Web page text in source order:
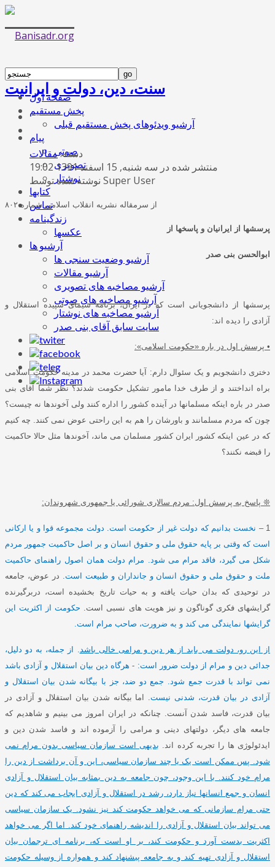
صفحه اول
پخش مستقیم
آرشیو ویدئوهای پخش مستقیم قبلی
پیام
صوتی
تصویری
نوشتار
کتابها
تماس
زندگینامه
عکسها
آرشیو ها
آرشیو وضعیت سنجی ها
آرشیو مقالات
آرشیو مصاخبه های تصویری
آرشیو مصاخبه های صوتی
آرشیو مصاخبه های نوشتار
سایت سابق آقای بنی صدر
سنت، دین، دولت و ایرانیت
دسته:مقالات
منتشر شده در سه شنبه, 15 اسفند 1391 19:02
نوشته شده توسط Super User
از سرمقاله نشریه انقلاب اسلامی شماره ۸۰۲
پرسشها از ایرانیان و پاسخها از
ابوالحسن بنی صدر
پرسشها از دانشجویانی است که در ایران، برنامه سیمای سپیده استقلال و
آزادی را دیده اند :
• پرسش اول در باره «حکومت اسلامی»:
دختری دانشجویم و یک سئوال دارم:
آیا حضرت محمد در مدینه حکومت اسلامی
براه انداختند و از طرف خدا مامور تشکیل حکومت شدند؟ نظر شما آقای بنی
صدر در باره اینکه مسلمانها در آینده کشور را اداره کنند ولی آخوندها نه چیست؟
چون که مردم مسلمانند و باورشان را هم به این راحتی عوض نمی کنند
چه کنیم
که در عین اینکه کشور ایران کشور مسلمان می ماند، آخوندها مثل حالا حاکمیت
را قبضه نکنند؟
❊ پاسخ به پرسش اول: مردم سالاری شورائی یا جمهوری شهروندان:
1
– نخست بدانیم که دولت غیر از حکومت است. دولت مجموعه قوا و یا ارکانی
است که وقتی بر پایه حقوق ملی و حقوق انسان و بر اصل حاکمیت جمهور مردم
شکل می گیرد، فاقد مرام می شود
مر ام دولت همان اصول راهنمای حاکمیت
ملت و حقوق ملی و حقوق انسان و جانداران و طبیعت است
در عوض، جامعه
در توحیدی که بدان حیات یافته و به حیات تاریخ بخشیده است، دربرگیرنده
گرایشهای فکری گوناگون و نیز هویت های نسبی است
حکومت از اکثریت این
گرایشها نمایندگی می کند و به ضرورت، صاحب مرام است
از این رو، دولت می باید از هر دین و مرامی خالی باشد
از جمله، به دو دلیل،
جدائی دین و مرام از دولت ضرور است: - هرگاه دین بیان استقلال و آزادی باشد
نمی تواند با قدرت جمع شود
جمع دو ضد، جز با بیگانه شدن بیان استقلال و
آزادی در بیان قدرت، شدنی نیست.
اما بیگانه شدن بیان استقلال و آزادی در
بیان قدرت، فاسد شدن آنست
چنانکه در ایران امروز می بینیم و شاهدیم که
جامعه های دیگر، دولتهای دینی و مرامی را آزموده اند و فاسد شدن دین و
ایدئولوژی ها را تجربه کرده اند
بدیهی است سازمان سیاسی بدون مرام نمی
شود
پس ممکن است یک یا چند سازمان سیاسی، این و آن برداشت از دین را
مرام خود کنند
با این وجود، چون جامعه به دین بمثابه بیان استقلال و آزادی
انسان و جمع انسانها نیاز دارد، رشد در استقلال و آزادی ایجاب می کند که دین
حتی مرام سازمانی که می خواهد حکومت کند نیز نشود
یک سازمان سیاسی
می تواند بیان استقلال و آزادی را اندیشه راهنمای خود کند
اما اگر می خواهد
اکثریت بدست آورد و حکومت کند، بر او است که، برنامه ای ترجمان بیان
استقلال و آزادی تهیه کند و به جامعه پیشنهاد کند و همواره از وسیله حکومت